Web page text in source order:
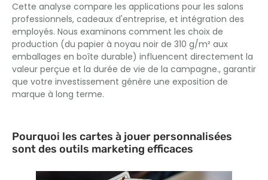
Cette analyse compare les applications pour les salons
professionnels, cadeaux d'entreprise, et intégration des
employés. Nous examinons comment les choix de
production (du papier à noyau noir de 310 g/m² aux
emballages en boîte durable) influencent directement la
valeur perçue et la durée de vie de la campagne., garantir
que votre investissement génère une exposition de
marque à long terme.
Pourquoi les cartes à jouer personnalisées
sont des outils marketing efficaces